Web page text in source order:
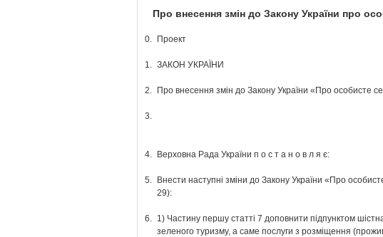
Про внесення змін до Закону України про
0. Проект
1. ЗАКОН УКРАЇНИ
2. Про внесення змін до Закону України «Про особисте
3.
4. Верховна Рада України п о с т а н о в л я є:
5.
Внести наступні зміни до Закону України «Про
29):
6. 1) Частину першу статті 7 доповнити підпунктом
зеленого туризму, а саме послуги з розміщення